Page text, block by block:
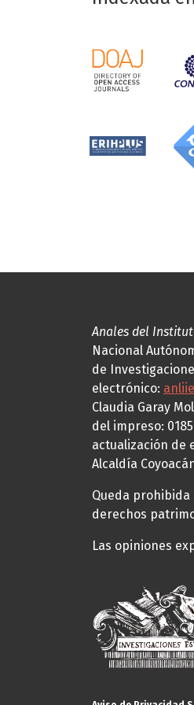
Anales del
Nacional
de
electrónico:
Claudia Garay
del impreso:
actualización de
Alcaldía
Queda
derechos
Las opiniones